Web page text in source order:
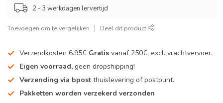
2 - 3 werkdagen lervertijd
Toevoegen om te vergelijken Deel dit product
Verzendkosten 6.95€ Gratis vanaf 250€, excl. vrachtvervoer.
Eigen voorraad, geen dropshipping!
Verzending via bpost thuislevering of postpunt.
Pakketten worden verzekerd verzonden